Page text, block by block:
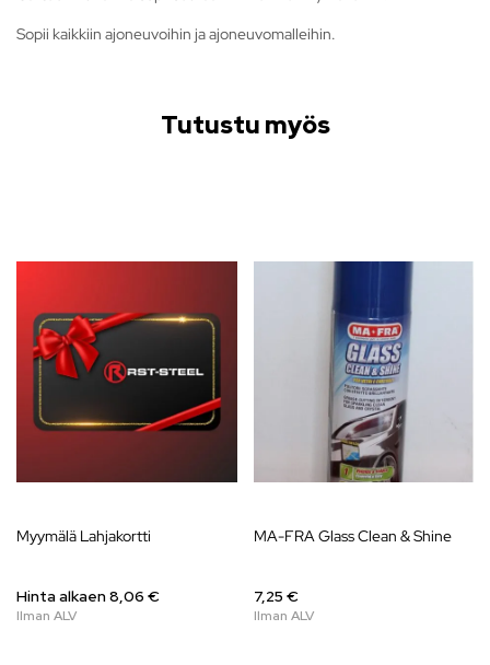
Sopii kaikkiin ajoneuvoihin ja ajoneuvomalleihin.
Tutustu myös
Myymälä Lahjakortti
Hinta alkaen8,06 €
MA-FRA Glass Clean & Shine
7,25 €